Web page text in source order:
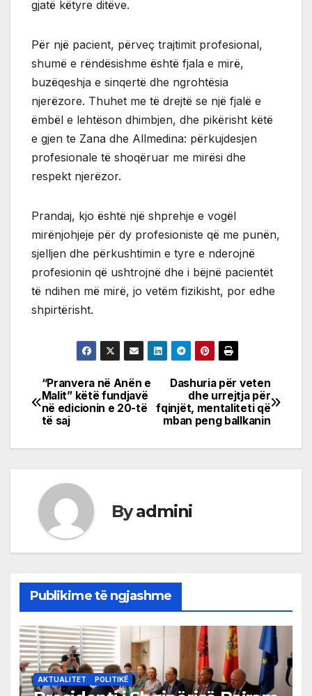
gjatë këtyre ditëve.
Për një pacient, përveç trajtimit profesional,
shumë e rëndësishme është fjala e mirë,
buzëqeshja e sinqertë dhe ngrohtësia
njerëzore. Thuhet me të drejtë se një fjalë e
ëmbël e lehtëson dhimbjen, dhe pikërisht këtë
e gjen te Zana dhe Allmedina: përkujdesjen
profesionale të shoqëruar me mirësi dhe
respekt njerëzor.
Prandaj, kjo është një shprehje e vogël
mirënjohjeje për dy profesioniste që me punën,
sjelljen dhe përkushtimin e tyre e nderojnë
profesionin që ushtrojnë dhe i bëjnë pacientët
të ndihen më mirë, jo vetëm fizikisht, por edhe
shpirtërisht.
Post
navigation
Dashuria për veten
dhe urrejtja për
fqinjët, mentaliteti që
mban peng ballkanin
“Pranvera në Anën e
Malit” këtë fundjavë
në edicionin e 20-të
të saj
Byadmini
Publikime të ngjashme
AKTUALITET POLITIKË